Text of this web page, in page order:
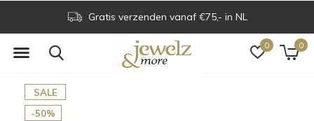
0 0
Gratis verzenden vanaf €75,- in NL
SALE
-50%